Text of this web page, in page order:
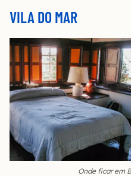
VILA DO MAR
Onde ficar em